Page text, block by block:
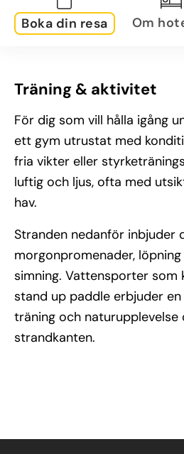
Boka din resa Om
Träning & aktivitet
För dig som vill hålla igång
ett gym utrustat med
fria vikter eller
luftig och ljus, ofta med
hav.
Stranden nedanför inbjuder
morgonpromenader,
simning. Vattensporter som
stand up paddle erbjuder
träning och naturupplevelse
strandkanten.